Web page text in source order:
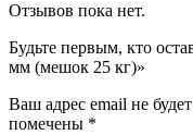
Отзывов пока нет.
Будьте первым, кто
мм (мешок 25 кг)»
Ваш адрес email не
помечены *